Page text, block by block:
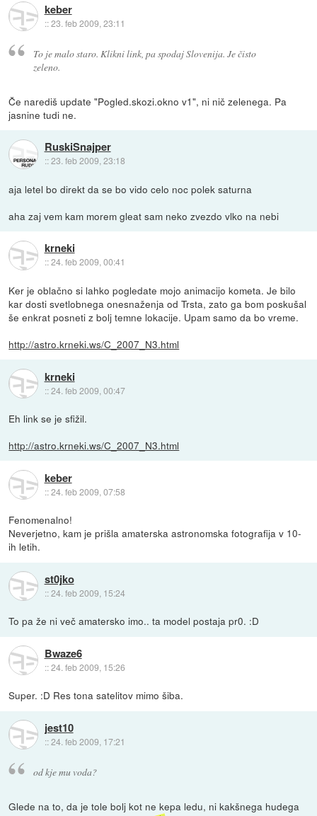
keber
::23. feb 2009, 23:11
To je malo staro. Klikni link, pa spodaj Slovenija. Je čisto
zeleno.
Če narediš update "Pogled.skozi.okno v1", ni nič zelenega. Pa
jasnine tudi ne.
RuskiSnajper
::23. feb 2009, 23:18
aja letel bo direkt da se bo vido celo noc polek saturna
aha zaj vem kam morem gleat sam neko zvezdo vlko na nebi
krneki
::24. feb 2009, 00:41
Ker je oblačno si lahko pogledate mojo animacijo kometa. Je bilo
kar dosti svetlobnega onesnaženja od Trsta, zato ga bom poskušal
še enkrat posneti z bolj temne lokacije. Upam samo da bo vreme.
http://astro.krneki.ws/C_2007_N3.html
krneki
::24. feb 2009, 00:47
Eh link se je sfižil.
http://astro.krneki.ws/C_2007_N3.html
keber
::24. feb 2009, 07:58
Fenomenalno!
Neverjetno, kam je prišla amaterska astronomska fotografija v 10-
ih letih.
st0jko
::24. feb 2009, 15:24
To pa že ni več amatersko imo.. ta model postaja pr0. :D
Bwaze6
::24. feb 2009, 15:26
Super. :D Res tona satelitov mimo šiba.
jest10
::24. feb 2009, 17:21
od kje mu voda?
Glede na to, da je tole bolj kot ne kepa ledu, ni kakšnega hudega